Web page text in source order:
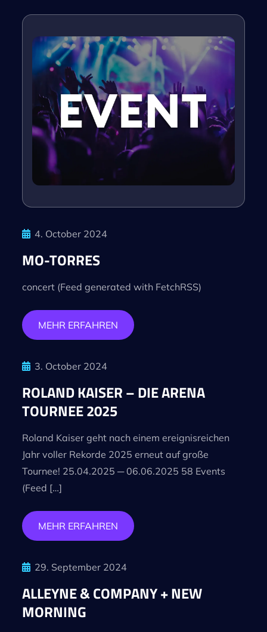
4. October 2024
MO-TORRES
concert (Feed generated with FetchRSS)
MEHR ERFAHREN
3. October 2024
ROLAND KAISER – DIE ARENA
TOURNEE 2025
Roland Kaiser geht nach einem ereignisreichen
Jahr voller Rekorde 2025 erneut auf große
Tournee! 25.04.2025 ─ 06.06.2025 58 Events
(Feed […]
MEHR ERFAHREN
29. September 2024
ALLEYNE & COMPANY + NEW
MORNING